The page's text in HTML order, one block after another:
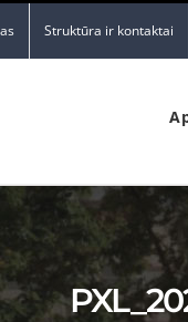
Struktūra ir kontaktai